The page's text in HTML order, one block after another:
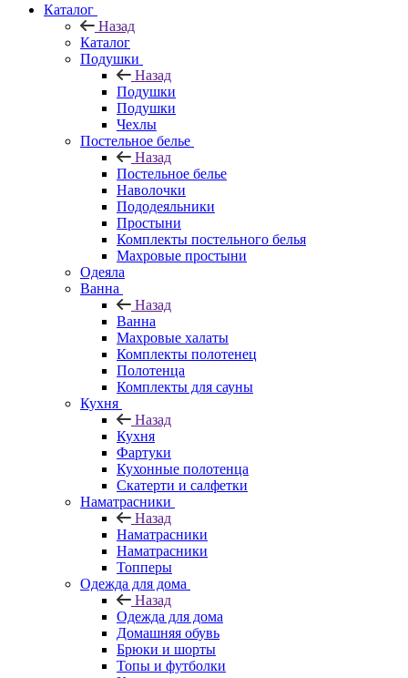
Каталог
Назад
Каталог
Подушки
Назад
Подушки
Подушки
Чехлы
Постельное белье
Назад
Постельное белье
Наволочки
Пододеяльники
Простыни
Комплекты постельного белья
Махровые простыни
Одеяла
Ванна
Назад
Ванна
Махровые халаты
Комплекты полотенец
Полотенца
Комплекты для сауны
Кухня
Назад
Кухня
Фартуки
Кухонные полотенца
Скатерти и салфетки
Наматрасники
Назад
Наматрасники
Наматрасники
Топперы
Одежда для дома
Назад
Одежда для дома
Домашняя обувь
Брюки и шорты
Топы и футболки